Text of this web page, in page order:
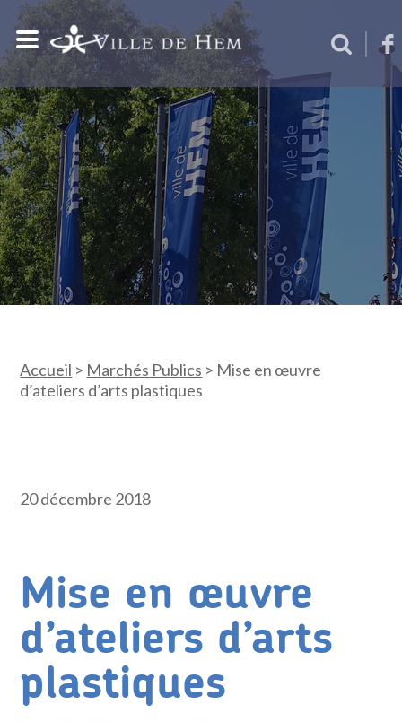
Accueil > Marchés Publics > Mise en œuvre
d’ateliers d’arts plastiques
20 décembre 2018
Mise en œuvre
d’ateliers d’arts
plastiques